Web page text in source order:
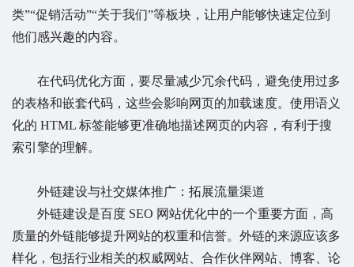
类”“促销活动”“关于我们”等板块，让用户能够快速定位到
他们感兴趣的内容。
在代码优化方面，要尽量减少冗余代码，避免使用过多
的表格和嵌套代码，这些会影响网页的加载速度。使用语义
化的 HTML 标签能够更准确地描述网页的内容，有利于搜
索引擎的理解。
外链建设与社交媒体推广：拓展流量渠道
外链建设是百度 SEO 网站优化中的一个重要方面，高
质量的外链能够提升网站的权重和信誉。外链的来源应该多
样化，包括行业相关的权威网站、合作伙伴网站、博客、论